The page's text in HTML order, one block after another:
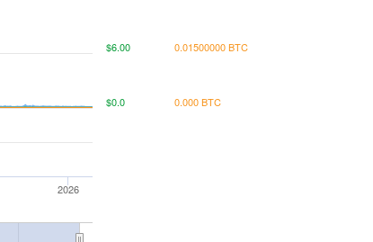
2026
$0.0
$6.00
0.000 BTC
0.01500000 BTC